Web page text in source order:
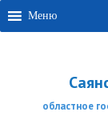
Меню
областное